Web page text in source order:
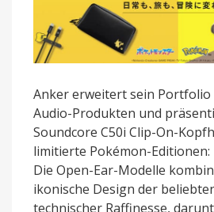
Anker erweitert sein Portfolio
Audio-Produkten und
Soundcore C50i Clip-On-
limitierte Pokémon-Editionen:
Die Open-Ear-Modelle
ikonische Design der
technischer Raffinesse,